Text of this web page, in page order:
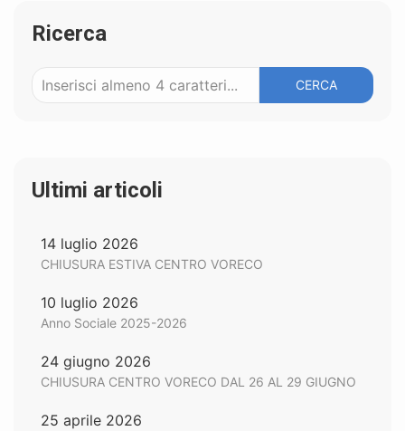
Ricerca
CERCA
Ultimi articoli
14 luglio 2026
CHIUSURA ESTIVA CENTRO VORECO
10 luglio 2026
Anno Sociale 2025-2026
24 giugno 2026
CHIUSURA CENTRO VORECO DAL 26 AL 29 GIUGNO
25 aprile 2026